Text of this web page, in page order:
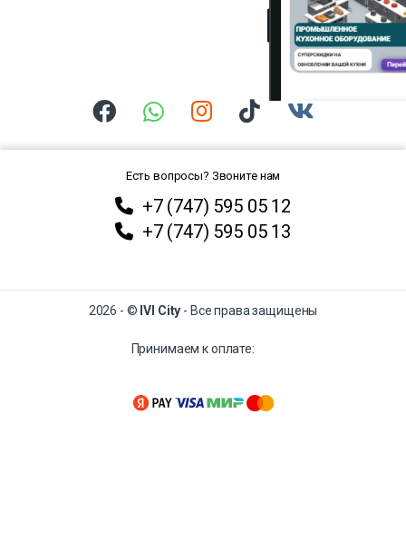
Есть вопросы? Звоните нам
+7 (747) 595 05 12
+7 (747) 595 05 13
2026 - © IVI City - Все права защищены
Принимаем к оплате: